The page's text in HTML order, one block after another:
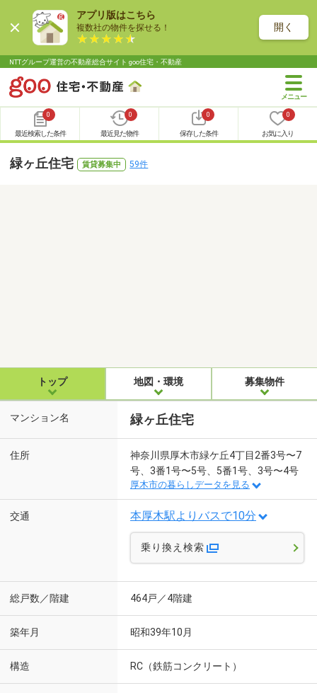
アプリ版はこちら
複数社の物件を探せる！ 開く
NTTグループ運営の不動産総合サイト goo住宅・不動産
0
最近検索した条件
0
最近見た物件
0
保存した条件
0
お気に入り
緑ヶ丘住宅 賃貸募集中 59件
トップ 地図・環境 募集物件
マンション名 緑ヶ丘住宅
住所
神奈川県厚木市緑ケ丘4丁目2番3号〜7
号、3番1号〜5号、5番1号、3号〜4号
厚木市の暮らしデータを見る
交通 本厚木駅よりバスで10分
乗り換え検索
総戸数／階建 464戸／4階建
築年月 昭和39年10月
構造 RC（鉄筋コンクリート）